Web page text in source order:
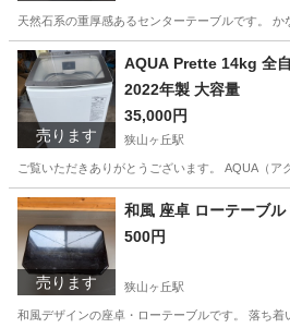
天然石系の重厚感あるセンターテーブルです。
埼玉 所沢市 テーブル
売ります
AQUA Prette 14kg 全
2022年製 大容量
35,000円
狭山ヶ丘駅
ご覧いただきありがとうございます。 AQUA（
埼玉 所沢市 狭山ヶ丘駅 生活家電
売ります
和風 座卓 ローテーブ
500円
狭山ヶ丘駅
和風デザインの座卓・ローテーブルです。 落ち